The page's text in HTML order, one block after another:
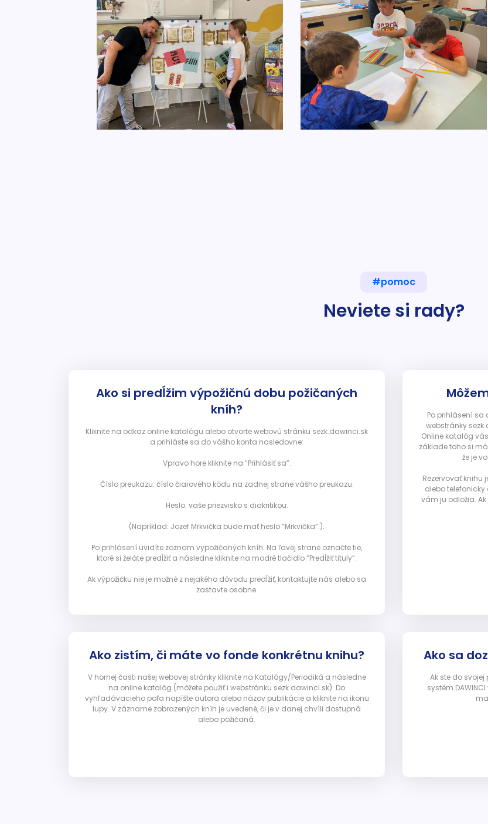
#pomoc
Neviete si rady?
Ako si predĺžim výpožičnú dobu požičaných
kníh?
Kliknite na odkaz online katalógu alebo otvorte webovú stránku sezk.dawinci.sk
a prihláste sa do vášho konta nasledovne:
Vpravo hore kliknite na “Prihlásiť sa”:
Číslo preukazu: číslo čiarového kódu na zadnej strane vášho preukazu.
Heslo: vaše priezvisko s diakritikou.
(Napríklad: Jozef Mrkvička bude mať heslo “Mrkvička”.).
Po prihlásení uvidíte zoznam vypožičaných kníh. Na ľavej strane označte tie,
ktoré si želáte predĺžiť a následne kliknite na modré tlačidlo “Predĺžiť tituly”.
Ak výpožičku nie je možné z nejakého dôvodu predĺžiť, kontaktujte nás alebo sa
zastavte osobne.
Po prihlásení
webstránky
Online katalóg
základe toho si
že je
Rezervovať
alebo
vám ju odložia.
Ako zistím, či máte vo fonde konkrétnu knihu?
V hornej časti našej webovej stránky kliknite na Katalógy/Periodiká a následne
na online katalóg (môžete použiť i webstránku sezk.dawinci.sk). Do
vyhľadávacieho poľa napíšte autora alebo názov publikácie a kliknite na ikonu
lupy. V zázname zobrazených kníh je uvedené, či je v danej chvíli dostupná
alebo požičaná.
Ako sa
Ak ste do
systém